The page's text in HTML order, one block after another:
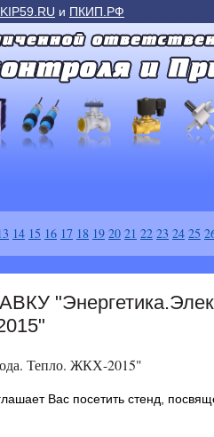
KIP59.RU и ПКИП.РФ
14 15 16 17 18 19 20 21 22 23 24 25
Тепло. ЖКХ-2015"
Вас посетить стенд,